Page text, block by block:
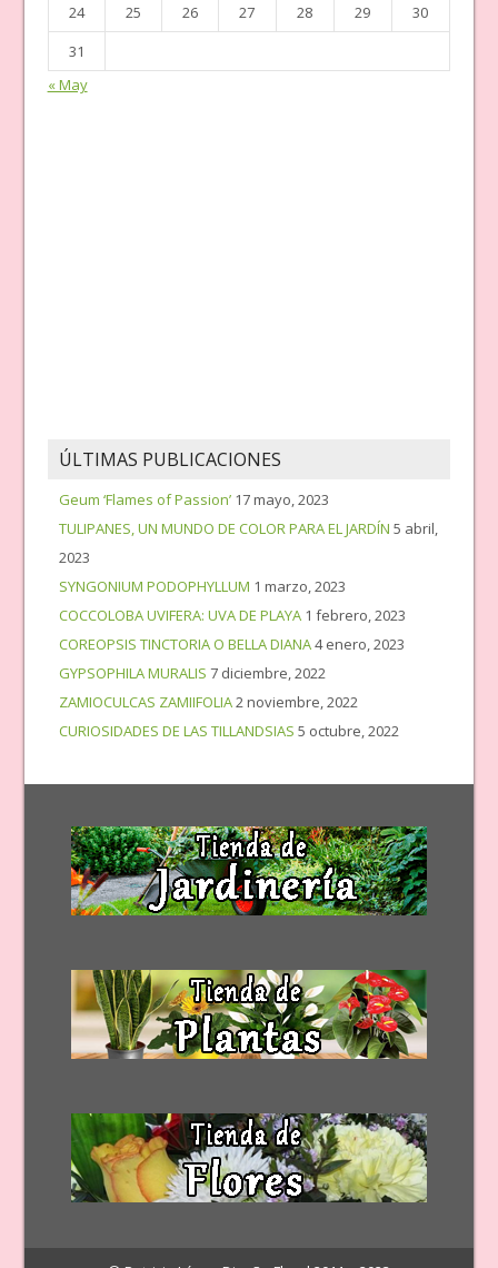
24
25 26 27 28 29
30
31
« May
ÚLTIMAS PUBLICACIONES
Geum ‘Flames of Passion’ 17 mayo, 2023
TULIPANES, UN MUNDO DE COLOR PARA EL JARDÍN 5 abril,
2023
SYNGONIUM PODOPHYLLUM 1 marzo, 2023
COCCOLOBA UVIFERA: UVA DE PLAYA 1 febrero, 2023
COREOPSIS TINCTORIA O BELLA DIANA4 enero, 2023
GYPSOPHILA MURALIS 7 diciembre, 2022
ZAMIOCULCAS ZAMIIFOLIA2 noviembre, 2022
CURIOSIDADES DE LAS TILLANDSIAS 5 octubre, 2022